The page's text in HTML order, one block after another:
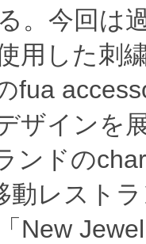
。今回は
用した刺
fua
ザインを
ンドの
動レスト
New